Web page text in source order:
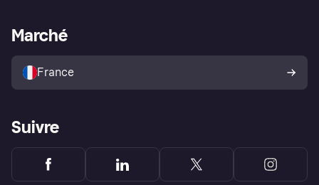
Explorez les magasins
Politique de protection de
l’acheteur Klarna
Portail Marchand
Marché
France
Suivre